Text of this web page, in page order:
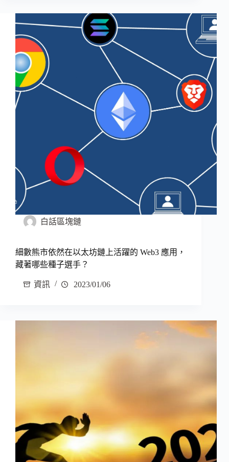
白話區塊鏈
細數熊市依然在以太坊鏈上活躍的 Web3 應用，
藏著哪些種子選手？
資訊 2023/01/06